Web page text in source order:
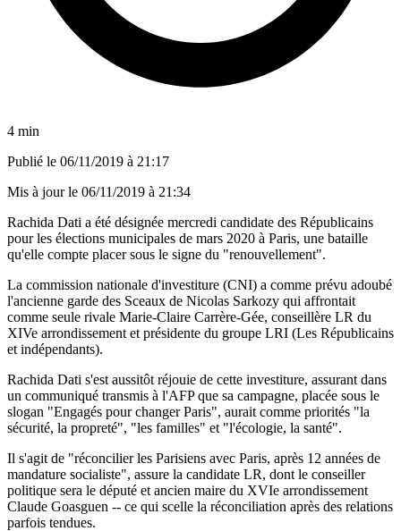
4 min
Publié le 06/11/2019 à 21:17
Mis à jour le 06/11/2019 à 21:34
Rachida Dati a été désignée mercredi candidate des Républicains
pour les élections municipales de mars 2020 à Paris, une bataille
qu'elle compte placer sous le signe du "renouvellement".
La commission nationale d'investiture (CNI) a comme prévu adoubé
l'ancienne garde des Sceaux de Nicolas Sarkozy qui affrontait
comme seule rivale Marie-Claire Carrère-Gée, conseillère LR du
XIVe arrondissement et présidente du groupe LRI (Les Républicains
et indépendants).
Rachida Dati s'est aussitôt réjouie de cette investiture, assurant dans
un communiqué transmis à l'AFP que sa campagne, placée sous le
slogan "Engagés pour changer Paris", aurait comme priorités "la
sécurité, la propreté", "les familles" et "l'écologie, la santé".
Il s'agit de "réconcilier les Parisiens avec Paris, après 12 années de
mandature socialiste", assure la candidate LR, dont le conseiller
politique sera le député et ancien maire du XVIe arrondissement
Claude Goasguen -- ce qui scelle la réconciliation après des relations
parfois tendues.